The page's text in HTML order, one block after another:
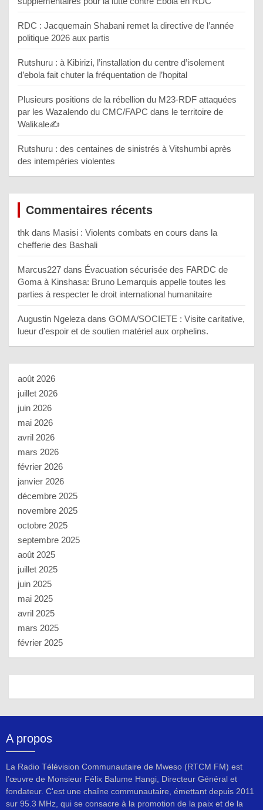
RDC : Jacquemain Shabani remet la directive de l’année
politique 2026 aux partis
Rutshuru : à Kibirizi, l’installation du centre d’isolement
d’ebola fait chuter la fréquentation de l’hopital
Plusieurs positions de la rébellion du M23-RDF attaquées
par les Wazalendo du CMC/FAPC dans le territoire de
Walikale✍️
Rutshuru : des centaines de sinistrés à Vitshumbi après
des intempéries violentes
Commentaires récents
thk dans Masisi : Violents combats en cours dans la
chefferie des Bashali
Marcus227 dans Évacuation sécurisée des FARDC de
Goma à Kinshasa: Bruno Lemarquis appelle toutes les
parties à respecter le droit international humanitaire
Augustin Ngeleza dans GOMA/SOCIETE : Visite caritative,
lueur d’espoir et de soutien matériel aux orphelins.
août 2026
juillet 2026
juin 2026
mai 2026
avril 2026
mars 2026
février 2026
janvier 2026
décembre 2025
novembre 2025
octobre 2025
septembre 2025
août 2025
juillet 2025
juin 2025
mai 2025
avril 2025
mars 2025
février 2025
A propos
La Radio Télévision Communautaire de Mweso (RTCM FM) est
l'œuvre de Monsieur Félix Balume Hangi, Directeur Général et
fondateur. C'est une chaîne communautaire, émettant depuis 2011
sur 95.3 MHz, qui se consacre à la promotion de la paix et de la